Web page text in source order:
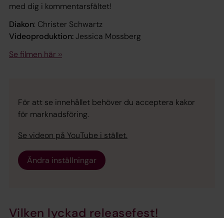
med dig i kommentarsfältet!
Diakon: Christer Schwartz
Videoproduktion:Jessica Mossberg
Se filmen här ››
För att se innehållet behöver du acceptera kakor
för marknadsföring.
Se videon på YouTube i stället.
Ändra inställningar
Vilken lyckad releasefest!